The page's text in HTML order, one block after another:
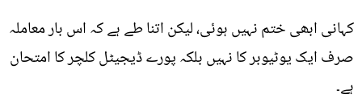
کہانی ابھی ختم نہیں ہوئی، لیکن اتنا طے ہے کہ اس بار معاملہ
صرف ایک یوٹیوبر کا نہیں بلکہ پورے ڈیجیٹل کلچر کا امتحان
ہے۔